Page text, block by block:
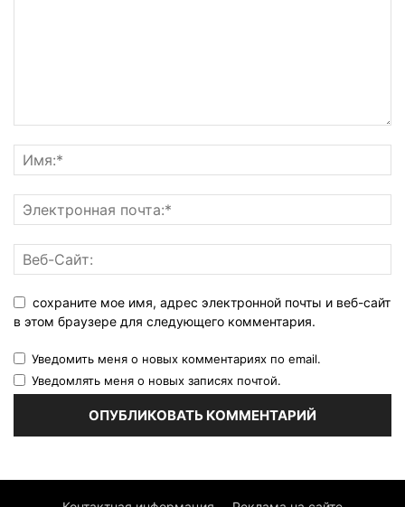
сохраните мое имя, адрес электронной почты и веб-сайт
в этом браузере для следующего комментария.
Уведомить меня о новых комментариях по email.
Уведомлять меня о новых записях почтой.